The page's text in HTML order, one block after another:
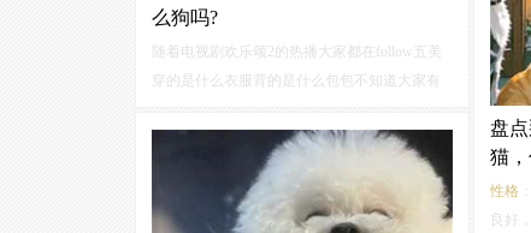
么狗吗?
随着电视剧欢乐颂2的热播大家都在follow五美
穿的是什么衣服背的是什么包包不知道大家有
迥异有着不同遭遇的姑娘虽然有时相爱
相杀但心中又十分惦念着彼此共同历经磨难...
盘
猫
性格
良好